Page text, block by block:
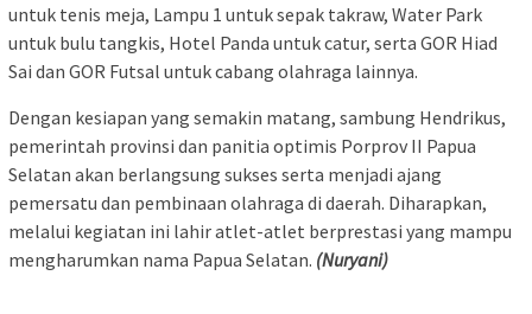
untuk tenis meja, Lampu 1 untuk sepak takraw, Water Park
untuk bulu tangkis, Hotel Panda untuk catur, serta GOR Hiad
Sai dan GOR Futsal untuk cabang olahraga lainnya.
Dengan kesiapan yang semakin matang, sambung Hendrikus,
pemerintah provinsi dan panitia optimis Porprov II Papua
Selatan akan berlangsung sukses serta menjadi ajang
pemersatu dan pembinaan olahraga di daerah. Diharapkan,
melalui kegiatan ini lahir atlet-atlet berprestasi yang mampu
mengharumkan nama Papua Selatan. (Nuryani)